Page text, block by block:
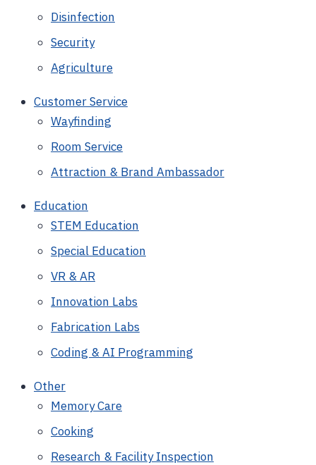
Disinfection
Security
Agriculture
Customer Service
Wayfinding
Room Service
Attraction & Brand Ambassador
Education
STEM Education
Special Education
VR & AR
Innovation Labs
Fabrication Labs
Coding & AI Programming
Other
Memory Care
Cooking
Research & Facility Inspection